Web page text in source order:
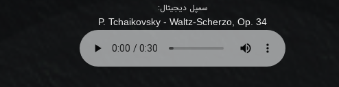
سمپل دیجیتال:
P. Tchaikovsky - Waltz-Scherzo, Op. 34